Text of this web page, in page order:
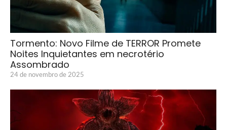
Tormento: Novo Filme de TERROR Promete
Noites Inquietantes em necrotério
Assombrado
24 de novembro de 2025